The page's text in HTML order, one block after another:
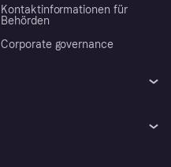
Kontaktinformationen für
Behörden
Corporate governance